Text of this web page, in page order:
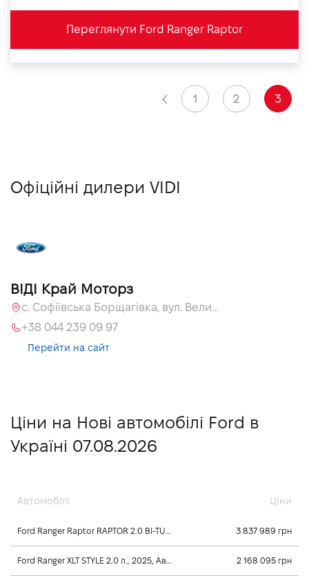
Переглянути Ford Ranger Raptor
1 2 3
Офіційні дилери VIDI
ВІДІ Край Моторз
с. Софіївська Борщагівка, вул. Велика Кільцева, 60а
+38 044 239 09 97
Перейти на сайт
Ціни на Нові автомобілі Ford в
Україні 07.08.2026
Автомобілі Ціни
Ford Ranger Raptor RAPTOR 2.0 BI-TURBO DIESEL 2.0 л., 2024, Автомат 3 837 989 грн
Ford Ranger XLT STYLE 2.0 л., 2025, Автомат 2 168 095 грн